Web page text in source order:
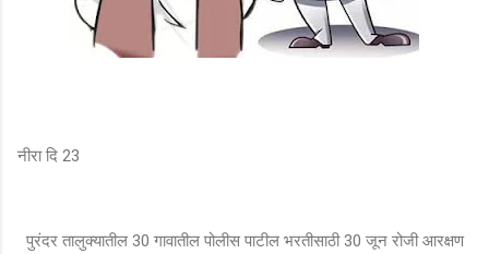
नीरा दि 23
पुरंदर तालुक्यातील 30 गावातील पोलीस पाटील भरतीसाठी 30 जून रोजी आरक्षण